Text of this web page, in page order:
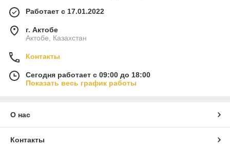
Работает с 17.01.2022
г. Актобе
Актобе, Казахстан
Контакты
Сегодня работает с 09:00 до 18:00
Показать весь график работы
О нас
Контакты